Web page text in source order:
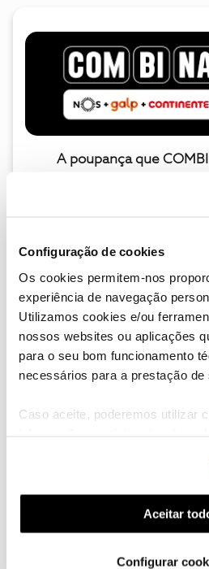
Configuração de cookies
Os cookies permitem-nos
experiência de navegação
Utilizamos cookies e/ou
nossos websites ou aplicações
para o seu bom funcionamento
necessários para a prestação de
Caso aceite, poderemos utilizar
funcionalidades (cookies de
funcionalidade) e adaptar
(cookies de publicidade
utilização dos cookies clicando
Aceitar
Configurar
A poupança que
Descubra as novidades de
Hall of Fame de